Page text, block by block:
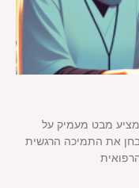
מציע מבט מעמיק על
את התמיכה הרגשית